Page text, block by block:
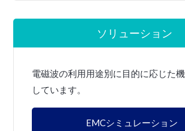
ソリューション
電磁波の利用用途別に目的に応じた
しています。
EMCシミュレーション